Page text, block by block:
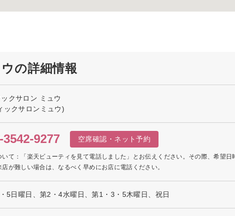
の詳細情報
クサロン ミュウ
ックサロンミュウ)
3542-9277 空席確認・ネット予約
いて：「楽天ビューティを見て電話しました」とお伝えください。その際、希望
が難しい場合は、なるべく早めにお店に電話ください。
5日曜日、第2・4水曜日、第1・3・5木曜日、祝日